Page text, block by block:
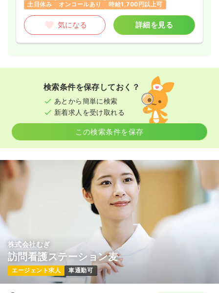
土日休み
オンコールあり 時給1,700円以上可
気になる 詳細を見る
検索条件を保存しておく？
あとから簡単に検索
新着求人を受け取れる
この検索条件を保存
株式会社むぎ
訪問看護ステーション麦
エージェント求人 車通勤可